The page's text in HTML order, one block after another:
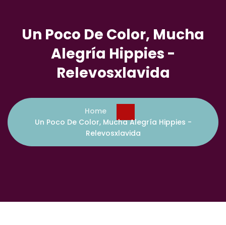
Un Poco De Color, Mucha
Alegría Hippies -
Relevosxlavida
Home
Un Poco De Color, Mucha Alegría Hippies -
Relevosxlavida